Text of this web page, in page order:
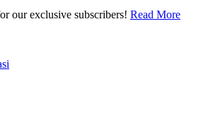
our exclusive subscribers! Read More